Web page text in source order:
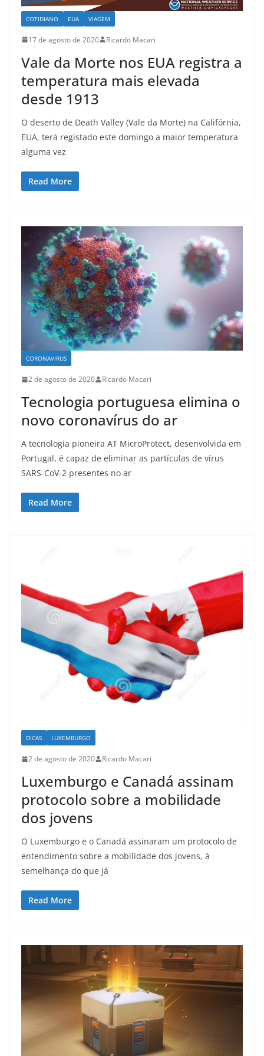
COTIDIANO EUA VIAGEM
17 de agosto de 2020 Ricardo Macari
Vale da Morte nos EUA registra a
temperatura mais elevada
desde 1913
O deserto de Death Valley (Vale da Morte) na Califórnia,
EUA, terá registado este domingo a maior temperatura
alguma vez
Read More
CORONAVIRUS
2 de agosto de 2020 Ricardo Macari
Tecnologia portuguesa elimina o
novo coronavírus do ar
A tecnologia pioneira AT MicroProtect, desenvolvida em
Portugal, é capaz de eliminar as partículas de vírus
SARS-CoV-2 presentes no ar
Read More
DICAS LUXEMBURGO
2 de agosto de 2020 Ricardo Macari
Luxemburgo e Canadá assinam
protocolo sobre a mobilidade
dos jovens
O Luxemburgo e o Canadá assinaram um protocolo de
entendimento sobre a mobilidade dos jovens, à
semelhança do que já
Read More